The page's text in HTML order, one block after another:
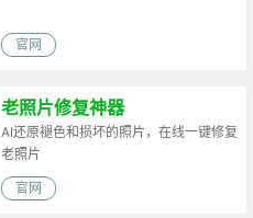
官网
老照片修复神器
AI还原褪色和损坏的照片，在线一键修复
老照片
官网